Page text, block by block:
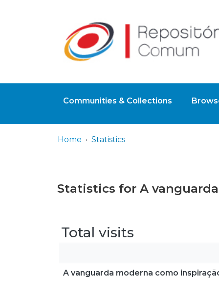
Communities & Collections
Home Statistics
Statistics for A
Total visits
A vanguarda moderna como